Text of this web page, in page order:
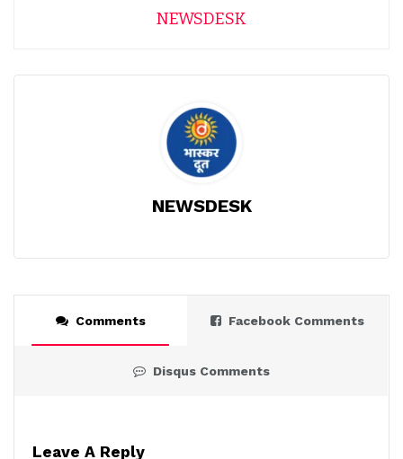
NEWSDESK
NEWSDESK
Comments Facebook Comments
Disqus Comments
Leave A Reply